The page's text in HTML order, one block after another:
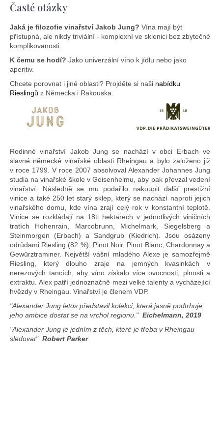
Časté otázky
Jaká je filozofie vinařství Jakob Jung? Vína mají být
přístupná, ale nikdy triviální - komplexní ve sklenici bez zbytečné
komplikovanosti.
K čemu se hodí? Jako univerzální víno k jídlu nebo jako
aperitiv.
Chcete porovnat i jiné oblasti? Projděte si naši nabídku
Rieslingů z Německa i Rakouska.
Rodinné vinařství Jakob Jung se nachází v obci Erbach ve
slavné německé vinařské oblasti Rheingau a bylo založeno již
v roce 1799. V roce 2007 absolvoval Alexander Johannes Jung
studia na vinařské škole v Geisenheimu, aby pak převzal vedení
vinařství. Následně se mu podařilo nakoupit další prestižní
vinice a také 250 let starý sklep, který se nachází naproti jejich
vinařského domu, kde vína zrají celý rok v konstantní teplotě.
Vinice se rozkládají na 18ti hektarech v jednotlivých viničních
tratích Hohenrain, Marcobrunn, Michelmark, Siegelsberg a
Steinmorgen (Erbach) a Sandgrub (Kiedrich). Jsou osázeny
odrůdami Riesling (82 %), Pinot Noir, Pinot Blanc, Chardonnay a
Gewürztraminer. Největší vášní mladého Alexe je samozřejmě
Riesling, který dlouho zraje na jemných kvasinkách v
nerezových tancích, aby víno získalo více ovocnosti, plnosti a
extraktu. Alex patří jednoznačně mezi velké talenty a vycházející
hvězdy v Rheingau. Vinařství je členem VDP.
"Alexander Jung letos představil kolekci, která jasně podtrhuje
jeho ambice dostat se na vrchol regionu." Eichelmann, 2019
"Alexander Jung je jedním z těch, které je třeba v Rheingau
sledovat" Robert Parker